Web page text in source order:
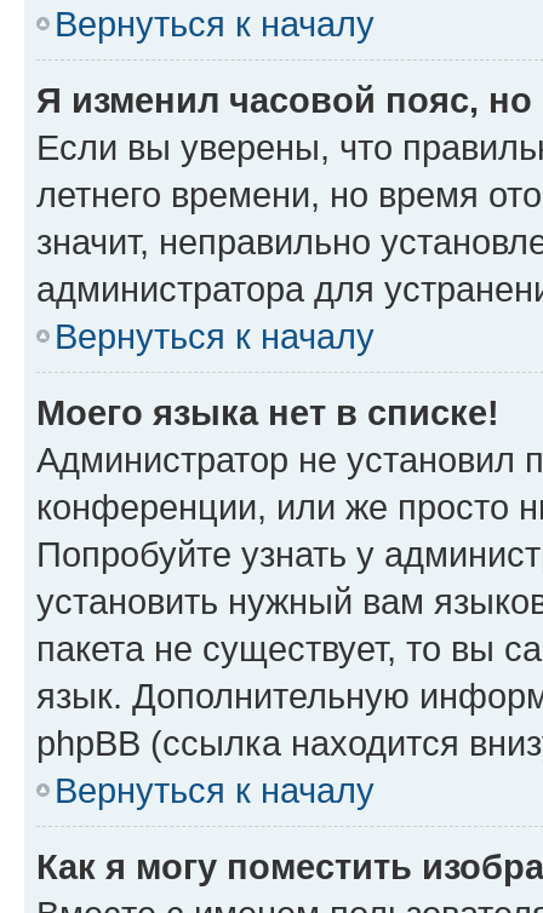
Вернуться к началу
Я изменил часовой пояс,
Если вы уверены, что
летнего времени, но время
значит, неправильно
администратора для
Вернуться к началу
Моего языка нет в списке!
Администратор не установил
конференции, или же просто
Попробуйте узнать у
установить нужный вам
пакета не существует, то вы
язык. Дополнительную
phpBB (ссылка находится
Вернуться к началу
Как я могу поместить